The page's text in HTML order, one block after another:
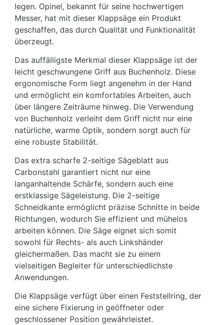
legen. Opinel, bekannt für seine hochwertigen
Messer, hat mit dieser Klappsäge ein Produkt
geschaffen, das durch Qualität und Funktionalität
überzeugt.
Das auffälligste Merkmal dieser Klappsäge ist der
leicht geschwungene Griff aus Buchenholz. Diese
ergonomische Form liegt angenehm in der Hand
und ermöglicht ein komfortables Arbeiten, auch
über längere Zeiträume hinweg. Die Verwendung
von Buchenholz verleiht dem Griff nicht nur eine
natürliche, warme Optik, sondern sorgt auch für
eine robuste Stabilität.
Das extra scharfe 2-seitige Sägeblatt aus
Carbonstahl garantiert nicht nur eine
langanhaltende Schärfe, sondern auch eine
erstklassige Sägeleistung. Die 2-seitige
Schneidkante ermöglicht präzise Schnitte in beide
Richtungen, wodurch Sie effizient und mühelos
arbeiten können. Die Säge eignet sich somit
sowohl für Rechts- als auch Linkshänder
gleichermaßen. Das macht sie zu einem
vielseitigen Begleiter für unterschiedlichste
Anwendungen.
Die Klappsäge verfügt über einen Feststellring, der
eine sichere Fixierung in geöffneter oder
geschlossener Position gewährleistet.